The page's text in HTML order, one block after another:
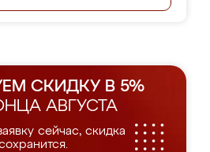
СКИДКУ В 5%
АВГУСТА
сейчас, скидка